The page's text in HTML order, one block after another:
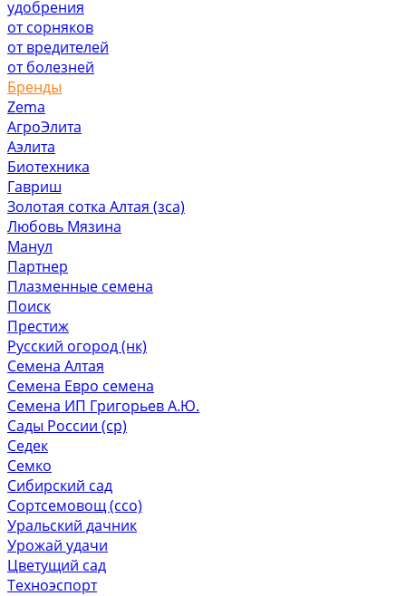
удобрения
от сорняков
от вредителей
от болезней
Бренды
Zema
АгроЭлита
Аэлита
Биотехника
Гавриш
Золотая сотка Алтая (зса)
Любовь Мязина
Манул
Партнер
Плазменные семена
Поиск
Престиж
Русский огород (нк)
Семена Алтая
Семена Евро семена
Семена ИП Григорьев А.Ю.
Сады России (ср)
Седек
Семко
Сибирский сад
Сортсемовощ (ссо)
Уральский дачник
Урожай удачи
Цветущий сад
Техноэспорт